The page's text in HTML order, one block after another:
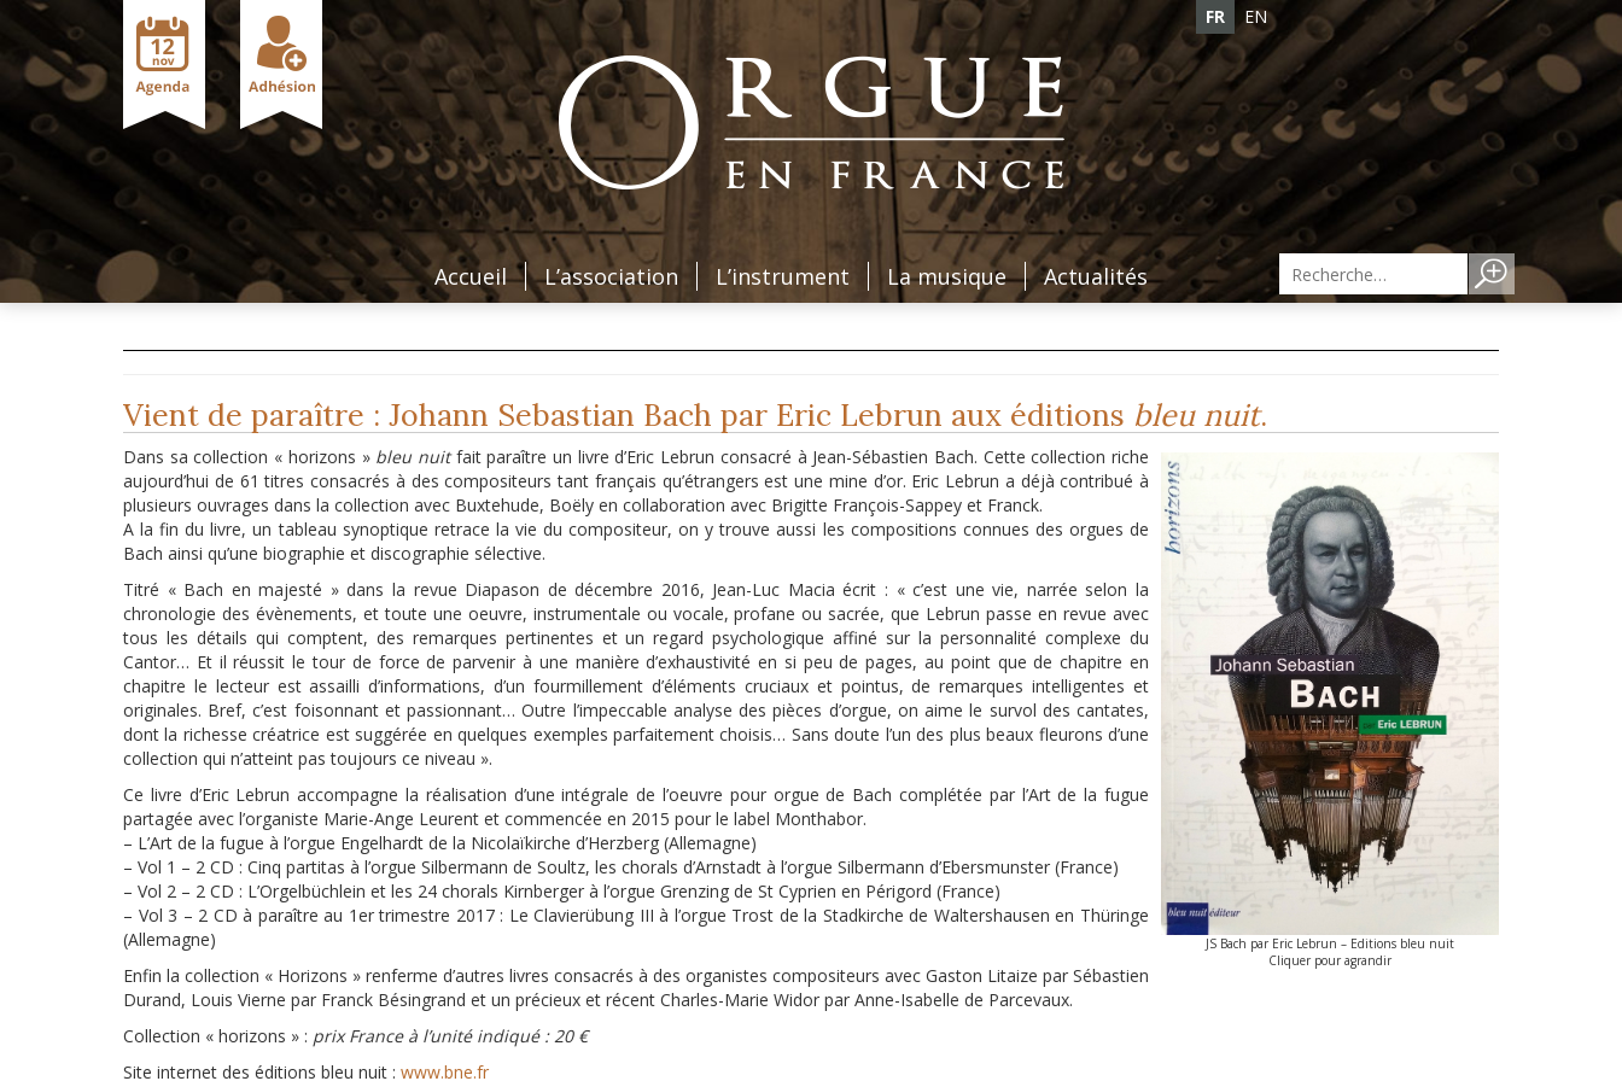
FR EN
Accueil L’association L’instrument La musique Actualités
Vient de paraître : Johann Sebastian Bach par Eric Lebrun aux éditions bleu nuit.
JS Bach par Eric Lebrun – Editions bleu nuit
Cliquer pour agrandir
Dans sa collection « horizons » bleu nuitfait paraître un livre d’Eric Lebrun consacré à Jean-Sébastien Bach. Cette collection riche
aujourd’hui de 61 titres consacrés à des compositeurs tant français qu’étrangers est une mine d’or. Eric Lebrun a déjà contribué à
plusieurs ouvrages dans la collection avec Buxtehude, Boëly en collaboration avec Brigitte François-Sappey et Franck.
A la fin du livre, un tableau synoptique retrace la vie du compositeur, on y trouve aussi les compositions connues des orgues de
Bach ainsi qu’une biographie et discographie sélective.
Titré « Bach en majesté » dans la revue Diapason de décembre 2016, Jean-Luc Macia écrit : « c’est une vie, narrée selon la
chronologie des évènements, et toute une oeuvre, instrumentale ou vocale, profane ou sacrée, que Lebrun passe en revue avec
tous les détails qui comptent, des remarques pertinentes et un regard psychologique affiné sur la personnalité complexe du
Cantor… Et il réussit le tour de force de parvenir à une manière d’exhaustivité en si peu de pages, au point que de chapitre en
chapitre le lecteur est assailli d’informations, d’un fourmillement d’éléments cruciaux et pointus, de remarques intelligentes et
originales. Bref, c’est foisonnant et passionnant… Outre l’impeccable analyse des pièces d’orgue, on aime le survol des cantates,
dont la richesse créatrice est suggérée en quelques exemples parfaitement choisis… Sans doute l’un des plus beaux fleurons d’une
collection qui n’atteint pas toujours ce niveau ».
Ce livre d’Eric Lebrun accompagne la réalisation d’une intégrale de l’oeuvre pour orgue de Bach complétée par l’Art de la fugue
partagée avec l’organiste Marie-Ange Leurent et commencée en 2015 pour le label Monthabor.
– L’Art de la fugue à l’orgue Engelhardt de la Nicolaïkirche d’Herzberg (Allemagne)
– Vol 1 – 2 CD : Cinq partitas à l’orgue Silbermann de Soultz, les chorals d’Arnstadt à l’orgue Silbermann d’Ebersmunster (France)
– Vol 2 – 2 CD : L’Orgelbüchlein et les 24 chorals Kirnberger à l’orgue Grenzing de St Cyprien en Périgord (France)
– Vol 3 – 2 CD à paraître au 1er trimestre 2017 : Le Clavierübung III à l’orgue Trost de la Stadkirche de Waltershausen en Thüringe
(Allemagne)
Enfin la collection « Horizons » renferme d’autres livres consacrés à des organistes compositeurs avec Gaston Litaize par Sébastien
Durand, Louis Vierne par Franck Bésingrand et un précieux et récent Charles-Marie Widor par Anne-Isabelle de Parcevaux.
Collection « horizons » : prix France à l’unité indiqué : 20 €
Site internet des éditions bleu nuit : www.bne.fr